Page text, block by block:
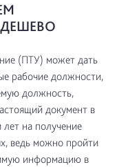
(ПТУ) может дать
рабочие должности,
должность,
документ в
на получение
ведь можно пройти
информацию в